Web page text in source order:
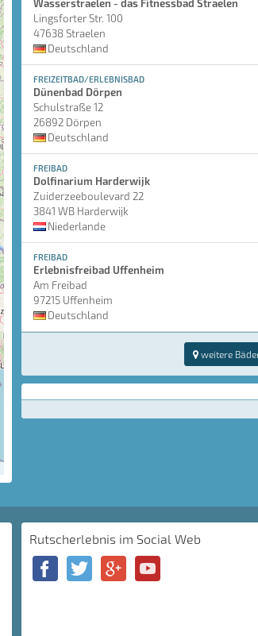
Wasserstraelen - das Fitnessbad Straelen
Lingsforter Str. 100
47638 Straelen
Deutschland
FREIZEITBAD/ERLEBNISBAD
Dünenbad Dörpen
Schulstraße 12
26892 Dörpen
Deutschland
FREIBAD
Dolfinarium Harderwijk
Zuiderzeeboulevard 22
3841 WB Harderwijk
Niederlande
FREIBAD
Erlebnisfreibad Uffenheim
Am Freibad
97215 Uffenheim
Deutschland
weitere
Rutscherlebnis im Social Web